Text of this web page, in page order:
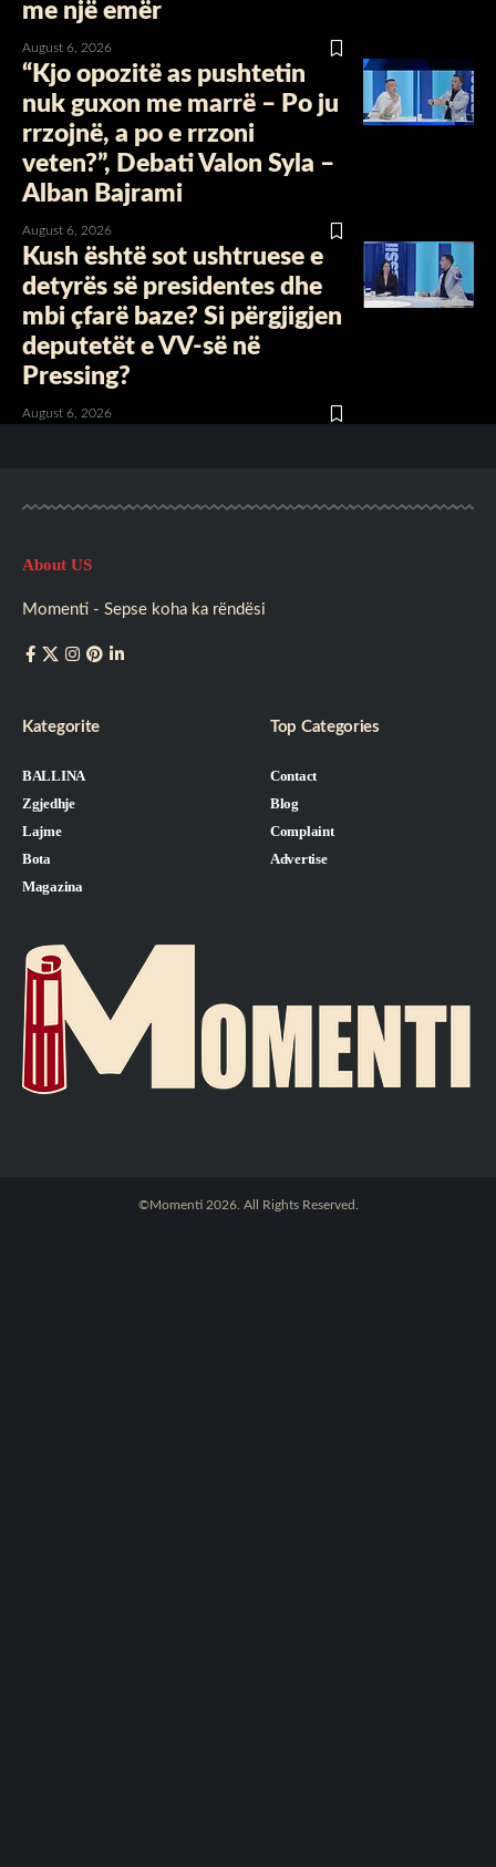
me një emër
August 6, 2026
“Kjo opozitë as pushtetin
nuk guxon me marrë – Po ju
rrzojnë, a po e rrzoni
veten?”, Debati Valon Syla –
Alban Bajrami
August 6, 2026
Kush është sot ushtruese e
detyrës së presidentes dhe
mbi çfarë baze? Si përgjigjen
deputetët e VV-së në
Pressing?
August 6, 2026
About US
Momenti - Sepse koha ka rëndësi
Kategorite
BALLINA
Zgjedhje
Lajme
Bota
Magazina
Top Categories
Contact
Blog
Complaint
Advertise
©Momenti 2026. All Rights Reserved.